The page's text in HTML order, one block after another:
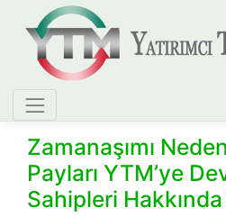
Zamanaşımı
Payları YTM’ye
Sahipleri